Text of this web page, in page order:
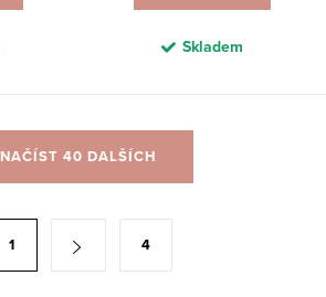
Skladem
NAČÍST 40 DALŠÍCH
1 4